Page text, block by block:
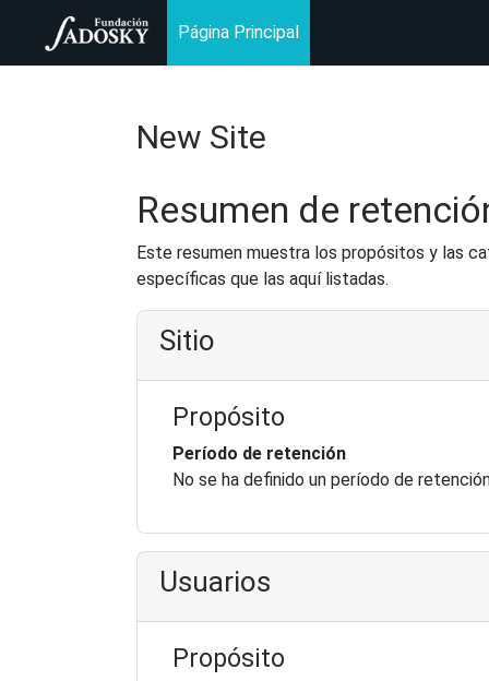
Página Principal
New Site
Resumen de
Este resumen muestra los propósitos y las
específicas que las aquí listadas.
Sitio
Propósito
Período de retención
No se ha definido un período de
Usuarios
Propósito